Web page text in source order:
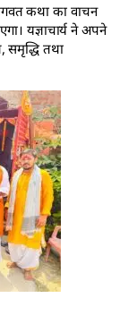
कथा का वाचन
यज्ञाचार्य ने अपने
समृद्धि तथा